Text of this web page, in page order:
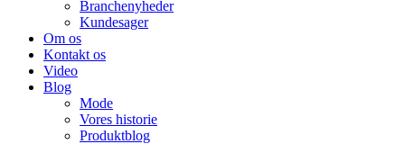
Branchenyheder
Kundesager
Om os
Kontakt os
Video
Blog
Mode
Vores historie
Produktblog